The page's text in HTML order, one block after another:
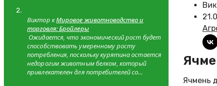
Ячмень
Виктор кМировое животноводство и
торговля: Бройлеры
Ожидается, что экономический рост будет
способствовать умеренному росту
потребления, поскольку курятина остается
недорогим животным белком, который
привлекателен для потребителей со…